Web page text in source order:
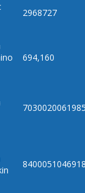
2968727
694,160